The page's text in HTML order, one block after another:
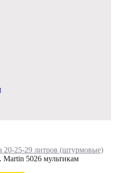
20-25-29 литров (штурмовые)
Martin 5026 мультикам